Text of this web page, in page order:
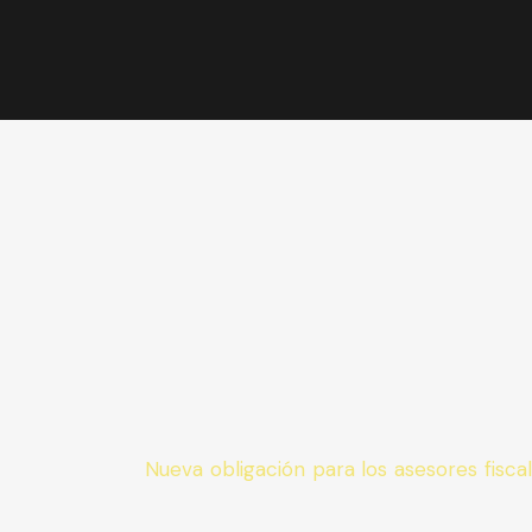
Nueva obligación para los asesores